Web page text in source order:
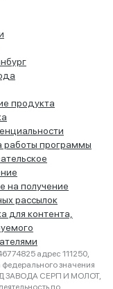
продукта
работы программы
на получение
рассылок
для контента,
адрес 111250,
значения
ЗАВОДА СЕРП И МОЛОТ,
по